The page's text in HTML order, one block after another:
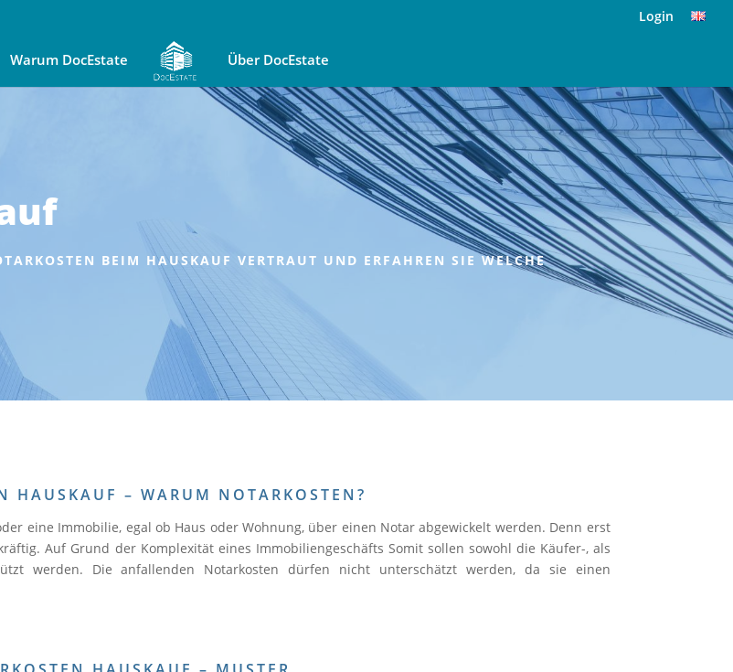
Login
Warum DocEstate Über DocEstate
BEIM HAUSKAUF VERTRAUT UND ERFAHREN SIE WELCHE
HAUSKAUF – WARUM NOTARKOSTEN?
eine Immobilie, egal ob Haus oder Wohnung, über einen Notar abgewickelt werden. Denn erst
Auf Grund der Komplexität eines Immobiliengeschäfts Somit sollen sowohl die Käufer-, als
werden. Die anfallenden Notarkosten dürfen nicht unterschätzt werden, da sie einen